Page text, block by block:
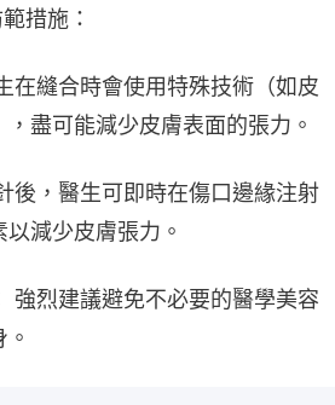
措施：
在縫合時會使用特殊技術（如皮
盡可能減少皮膚表面的張力。
後，醫生可即時在傷口邊緣注射
減少皮膚張力。
強烈建議避免不必要的醫學美容